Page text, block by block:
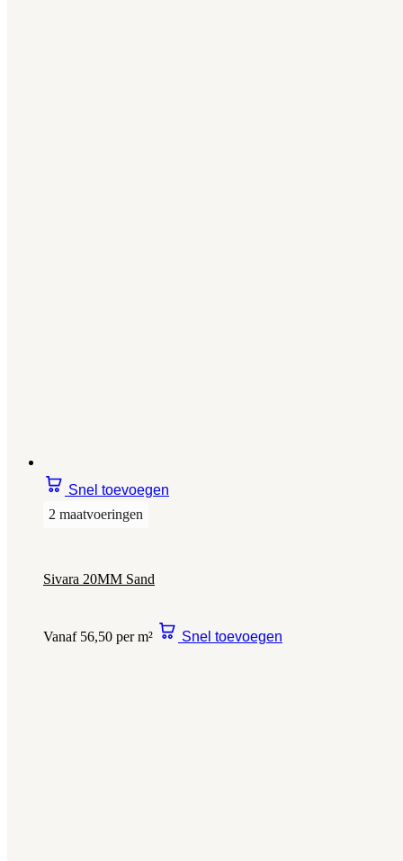
Snel toevoegen
2 maatvoeringen
Sivara 20MM Sand
Vanaf 56,50 per m² Snel toevoegen